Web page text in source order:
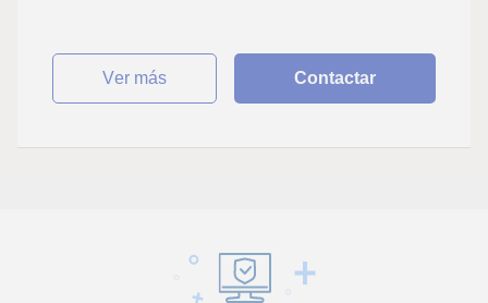
ver más Contactar